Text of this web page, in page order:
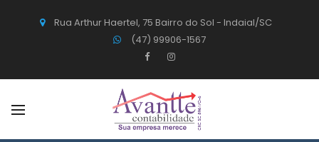
Rua Arthur Haertel, 75 Bairro do Sol - Indaial/SC
(47) 99906-1567